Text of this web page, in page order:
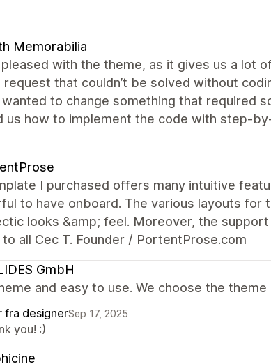
Memorabilia
with the theme, as it gives us a lot
request that couldn’t be solved without
wanted to change something that required
us how to implement the code with step-
I purchased offers many intuitive
to have onboard. The various layouts for
looks &amp; feel. Moreover, the
to all Cec T. Founder / PortentProse.com
GmbH
and easy to use. We choose the
fra designerSep 17, 2025
you! :)